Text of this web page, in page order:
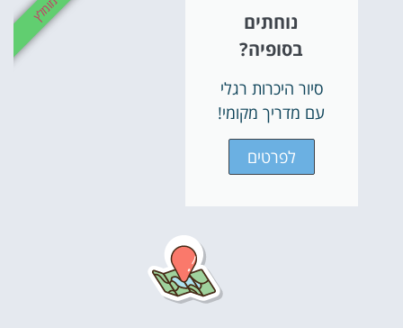
נוחתים
בסופיה?
סיור היכרות רגלי
עם מדריך מקומי!
לפרטים
מומלץ